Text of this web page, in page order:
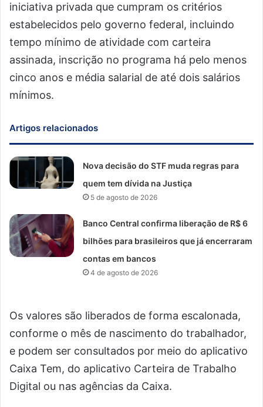
iniciativa privada que cumpram os critérios
estabelecidos pelo governo federal, incluindo
tempo mínimo de atividade com carteira
assinada, inscrição no programa há pelo menos
cinco anos e média salarial de até dois salários
mínimos.
Artigos relacionados
Nova decisão do STF muda regras para
quem tem dívida na Justiça
5 de agosto de 2026
Banco Central confirma liberação de R$ 6
bilhões para brasileiros que já encerraram
contas em bancos
4 de agosto de 2026
Os valores são liberados de forma escalonada,
conforme o mês de nascimento do trabalhador,
e podem ser consultados por meio do aplicativo
Caixa Tem, do aplicativo Carteira de Trabalho
Digital ou nas agências da Caixa.